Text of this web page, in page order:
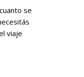
se
viaje